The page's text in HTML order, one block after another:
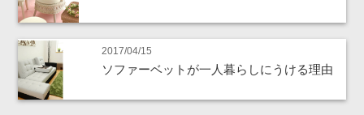
2017/04/15
ソファーベットが一人暮らしにうける理由